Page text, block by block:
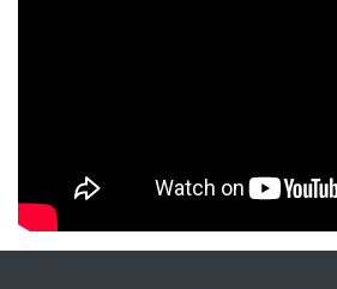
NYXmag 2. Yaş Kutlama Etkinliği